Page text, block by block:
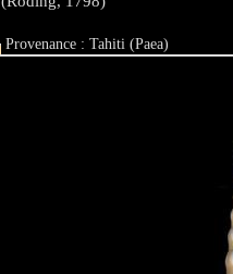
Provenance : Tahiti (Paea)
Taille : 14.8 mm